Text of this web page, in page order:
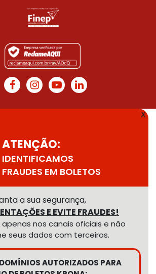
X
ATENÇÃO:
IDENTIFICAMOS
FRAUDES EM BOLETOS
a sua segurança,
E EVITE FRAUDES!
nos canais oficiais e não
seus dados com terceiros.
AUTORIZADOS PARA